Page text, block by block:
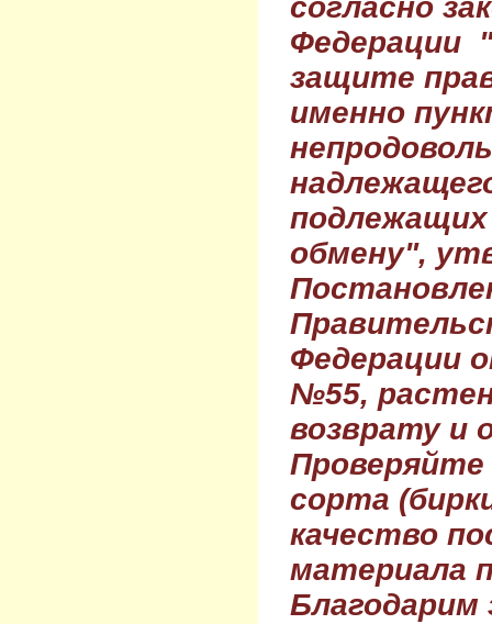
согласно
Федерации
защите
именно
обмену",
Федерации
№55,
возврату и
Проверяйте
сорта
качество
материала
Благодарим